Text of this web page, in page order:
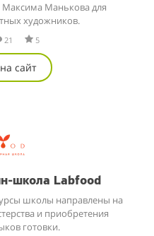
Манькова для
художников.
21 5
сайт
школа Labfood
школы направлены на
и приобретения
готовки.